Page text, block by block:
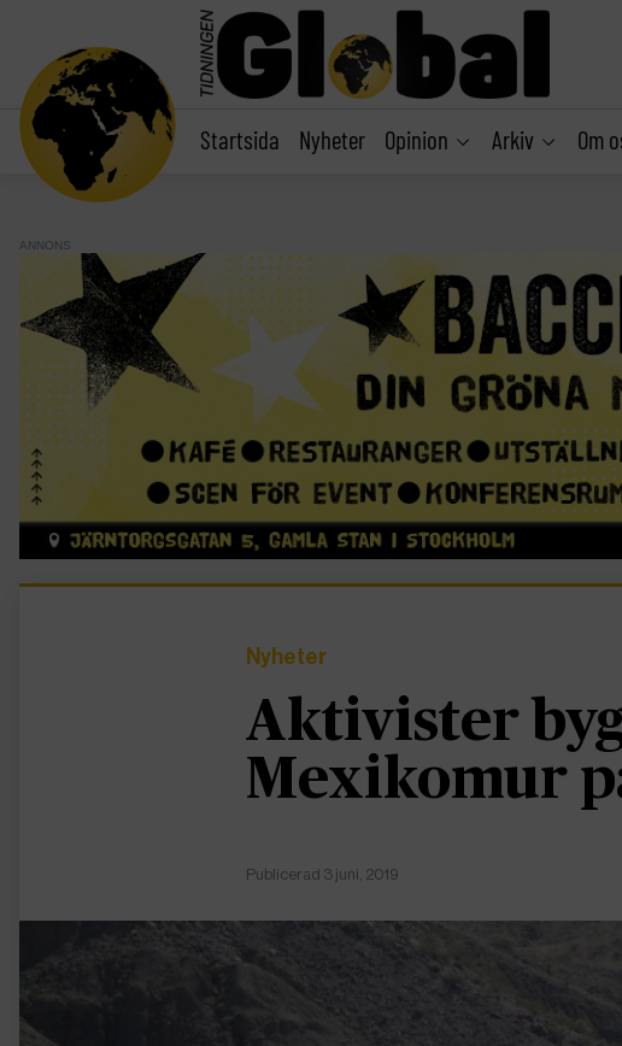
Startsida Nyheter Opinion Arkiv Om
ANNONS
Nyheter
Aktivister
Mexikomur
Publicerad 3 juni, 2019